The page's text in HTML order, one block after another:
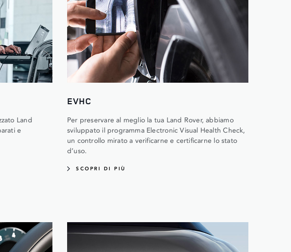
Land
e
EVHC
Per preservare al meglio la tua Land Rover, abbiamo
sviluppato il programma Electronic Visual Health Check,
un controllo mirato a verificarne e certificarne lo stato
d’uso.
SCOPRI DI PIÙ